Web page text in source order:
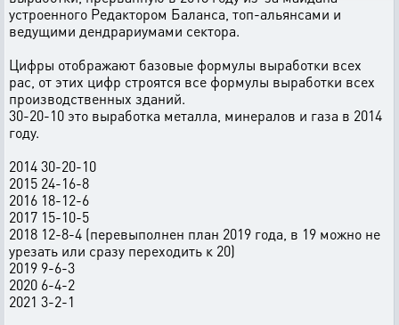
устроенного Редактором Баланса, топ-альянсами и
ведущими дендрариумами сектора.
Цифры отображают базовые формулы выработки всех
рас, от этих цифр строятся все формулы выработки всех
производственных зданий.
30-20-10 это выработка металла, минералов и газа в 2014
году.
2014 30-20-10
2015 24-16-8
2016 18-12-6
2017 15-10-5
2018 12-8-4 (перевыполнен план 2019 года, в 19 можно не
урезать или сразу переходить к 20)
2019 9-6-3
2020 6-4-2
2021 3-2-1